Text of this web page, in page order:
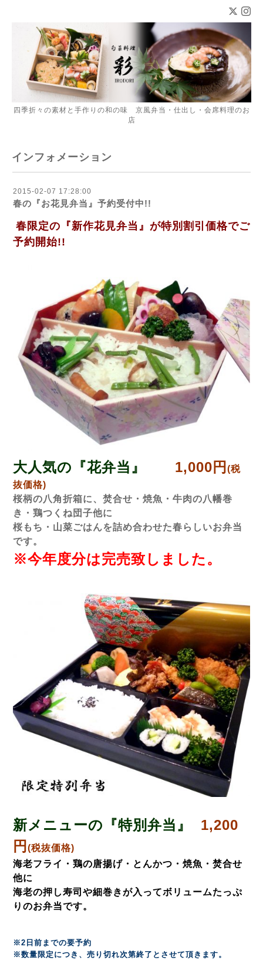
四季折々の素材と手作りの和の味 京風弁当・仕出し・会席料理のお
店
インフォメーション
2015-02-07 17:28:00
春の『お花見弁当』予約受付中!!
春限定の『新作花見弁当』が特別割引価格でご
予約開始!!
大人気の『花弁当』 1,000円 (税
抜価格)
桜柄の八角折箱に、焚合せ・焼魚・牛肉の八幡巻
き・鶏つくね団子他に
桜もち・山菜ごはんを詰め合わせた春らしいお弁当
です。
※今年度分は完売致しました。
新メニューの『特別弁当』 1,200
円 (税抜価格)
海老フライ・鶏の唐揚げ・とんかつ・焼魚・焚合せ
他に
海老の押し寿司や細巻きが入ってボリュームたっぷ
りのお弁当です。
※2日前までの要予約
※数量限定につき、売り切れ次第終了とさせて頂きます。